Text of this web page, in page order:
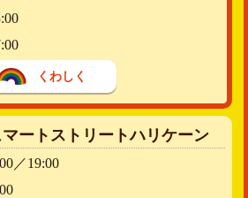
くわしく
ートストリートハリケーン
／19:00